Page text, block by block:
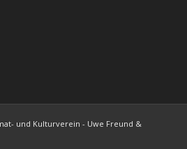
und Kulturverein - Uwe Freund &